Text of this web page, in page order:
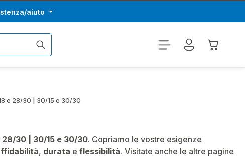
aiuto
Il
e 28/30 | 30/15 e 30/30
30 | 30/15 e 30/30. Copriamo le vostre esigenze
, durata e flessibilità. Visitate anche le altre pagine